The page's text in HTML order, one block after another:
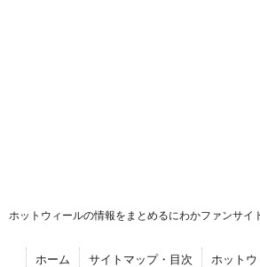
ホットウィールの情報をまとめるにわかファンサイ
ホーム サイトマップ・目次
ホット